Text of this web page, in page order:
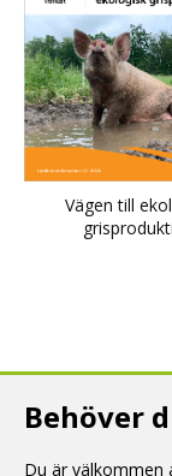
Vägen till
Behöver
Du är välkommen